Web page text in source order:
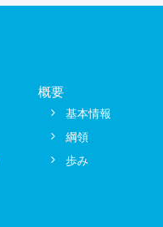
概要
基本情報
綱領
歩み